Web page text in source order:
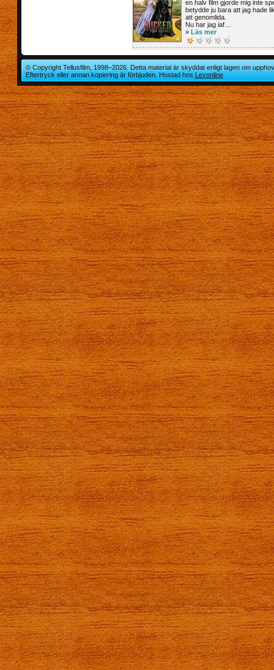
en halv film gjorde mig inte
betydde ju bara att jag hade
att genomlida.
Nu har jag iaf…
» Läs mer
© Copyright Tellusfilm, 1998–2026. Detta material är skyddat enligt lagen om
Eftertryck eller annan kopiering är förbjuden. Hostad hosLevonline